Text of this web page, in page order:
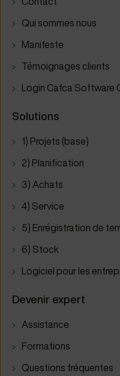
Qui sommes nous
Manifeste
Témoignages clients
Login Cafca Software
Solutions
1) Projets (base)
2) Planification
3) Achats
4) Service
5) Enrégistration de
6) Stock
Logiciel pour les
Devenir expert
Assistance
Formations
Questions fréquentes